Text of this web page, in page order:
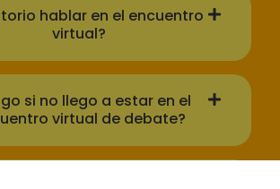
hablar en el encuentro
virtual?
si no llego a estar en el
virtual de debate?